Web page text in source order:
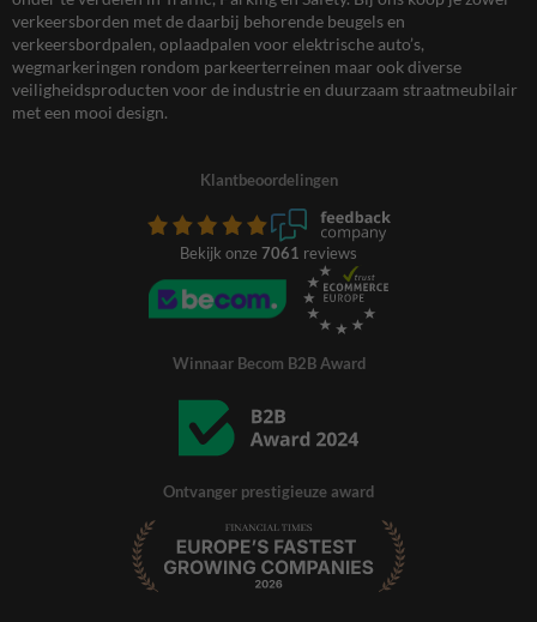
verkeersborden met de daarbij behorende beugels en
verkeersbordpalen, oplaadpalen voor elektrische auto’s,
wegmarkeringen rondom parkeerterreinen maar ook diverse
veiligheidsproducten voor de industrie en duurzaam straatmeubilair
met een mooi design.
Klantbeoordelingen
Bekijk onze 7061 reviews
Winnaar Becom B2B Award
Ontvanger prestigieuze award